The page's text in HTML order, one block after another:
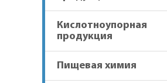
Кислотноупорная
продукция
Пищевая химия